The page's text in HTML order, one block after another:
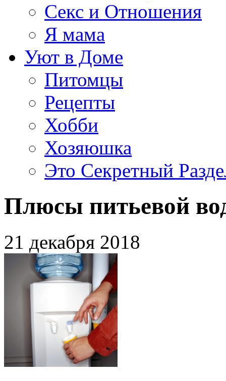
Секс и Отношения
Я мама
Уют в Доме
Питомцы
Рецепты
Хобби
Хозяюшка
Это Секретный
Плюсы питьевой
21 декабря 2018